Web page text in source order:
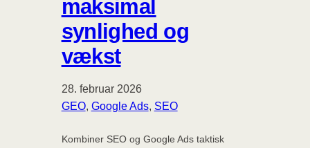
maksimal
synlighed og
vækst
28. februar 2026
GEO, Google Ads, SEO
Kombiner SEO og Google Ads taktisk